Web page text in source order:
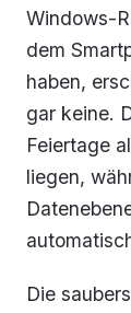
Windows-
dem
haben,
gar keine.
Feiertage
liegen,
Die